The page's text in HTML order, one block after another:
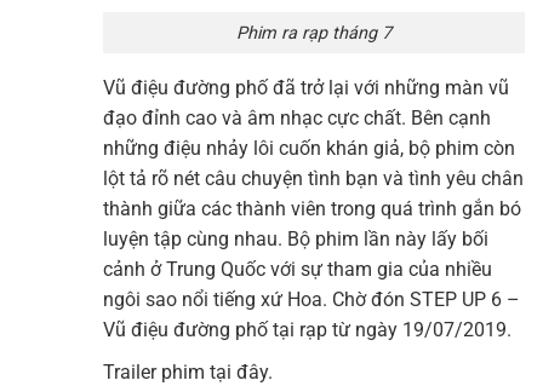
Phim ra rạp tháng 7
Vũ điệu đường phố đã trở lại với những màn vũ
đạo đỉnh cao và âm nhạc cực chất. Bên cạnh
những điệu nhảy lôi cuốn khán giả, bộ phim còn
lột tả rõ nét câu chuyện tình bạn và tình yêu chân
thành giữa các thành viên trong quá trình gắn bó
luyện tập cùng nhau. Bộ phim lần này lấy bối
cảnh ở Trung Quốc với sự tham gia của nhiều
ngôi sao nổi tiếng xứ Hoa. Chờ đón STEP UP 6 –
Vũ điệu đường phố tại rạp từ ngày 19/07/2019.
Trailer phim tại đây.